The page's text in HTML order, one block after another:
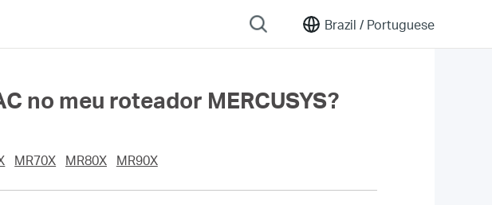
Brazil / Portuguese
no meu roteador MERCUSYS?
MR70X MR80X MR90X